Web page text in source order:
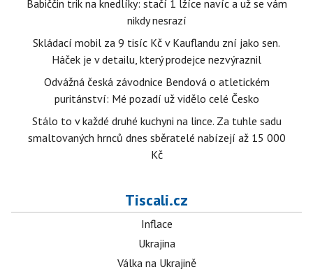
Babiččin trik na knedlíky: stačí 1 lžíce navíc a už se vám
nikdy nesrazí
Skládací mobil za 9 tisíc Kč v Kauflandu zní jako sen.
Háček je v detailu, který prodejce nezvýraznil
Odvážná česká závodnice Bendová o atletickém
puritánství: Mé pozadí už vidělo celé Česko
Stálo to v každé druhé kuchyni na lince. Za tuhle sadu
smaltovaných hrnců dnes sběratelé nabízejí až 15 000
Kč
Tiscali.cz
Inflace
Ukrajina
Válka na Ukrajině